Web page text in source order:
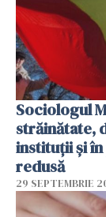
Sociologul
străinătate,
instituții și
redusă
29 SEPTEMBRIE